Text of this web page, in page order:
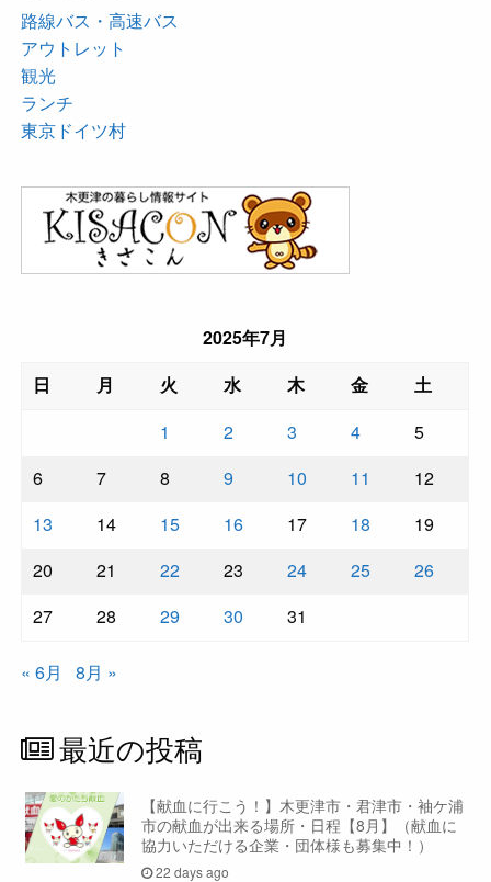
路線バス・高速バス
アウトレット
観光
ランチ
東京ドイツ村
2025年7月
日
月 火 水 木 金
土
1
2 3 4
5
6
7 8 9 10 11
12
13
14 15 16 17 18
19
20
21 22 23 24 25
26
27
28 29 30 31
« 6月 8月 »
最近の投稿
【献血に行こう！】木更津市・君津市・袖ケ浦
市の献血が出来る場所・日程【8月】（献血に
協力いただける企業・団体様も募集中！）
22 days ago